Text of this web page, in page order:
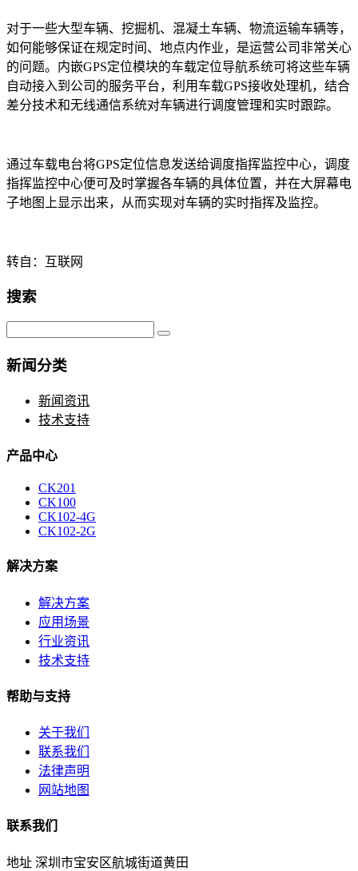
对于一些大型车辆、挖掘机、混凝土车辆、物流运输车辆等，
如何能够保证在规定时间、地点内作业，是运营公司非常关心
的问题。内嵌GPS定位模块的车载定位导航系统可将这些车辆
自动接入到公司的服务平台，利用车载GPS接收处理机，结合
差分技术和无线通信系统对车辆进行调度管理和实时跟踪。
通过车载电台将GPS定位信息发送给调度指挥监控中心，调度
指挥监控中心便可及时掌握各车辆的具体位置，并在大屏幕电
子地图上显示出来，从而实现对车辆的实时指挥及监控。
转自：互联网
搜索
新闻分类
新闻资讯
技术支持
产品中心
CK201
CK100
CK102-4G
CK102-2G
解决方案
解决方案
应用场景
行业资讯
技术支持
帮助与支持
关于我们
联系我们
法律声明
网站地图
联系我们
地址 深圳市宝安区航城街道黄田